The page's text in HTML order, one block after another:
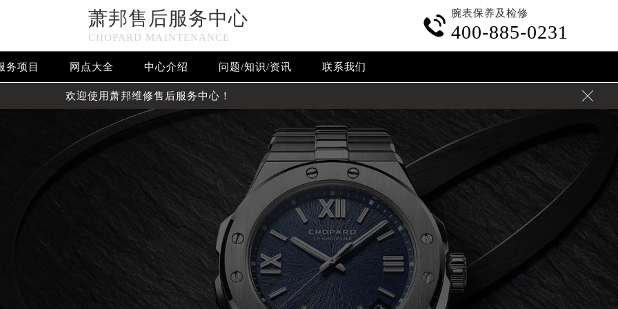
萧邦售后服务中心
CHOPARD MAINTENANCE

腕表保养及检修
400-885-0231
务项目 网点大全 中心介绍 问题/知识/资讯 联系我们
欢迎使用萧邦维修售后服务中心！ 